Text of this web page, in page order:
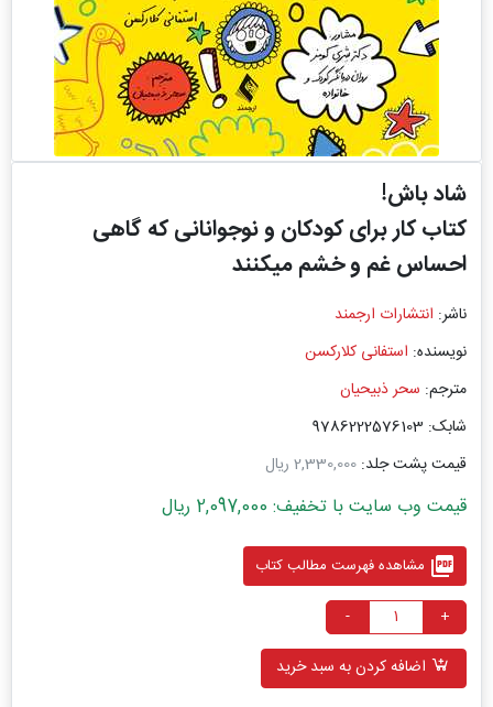
شاد باش!
کتاب کار برای کودکان و نوجوانانی که گاهی
احساس غم و خشم میکنند
ناشر: انتشارات ارجمند
نویسنده: استفانی کلارکسن
مترجم: سحر ذبیحیان
شابک: 9786222576103
قیمت پشت جلد: 2,330,000 ریال
قیمت وب سایت با تخفیف: 2,097,000 ریال
picture_as_pdf مشاهده فهرست مطالب کتاب
+
-
اضافه کردن به سبد خرید